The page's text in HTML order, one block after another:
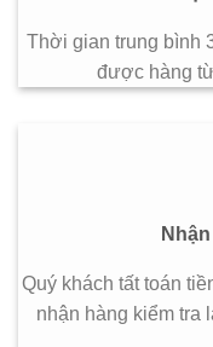
Thời gian trung bình
được hàng
Quý khách tất toán
nhận hàng kiểm tra